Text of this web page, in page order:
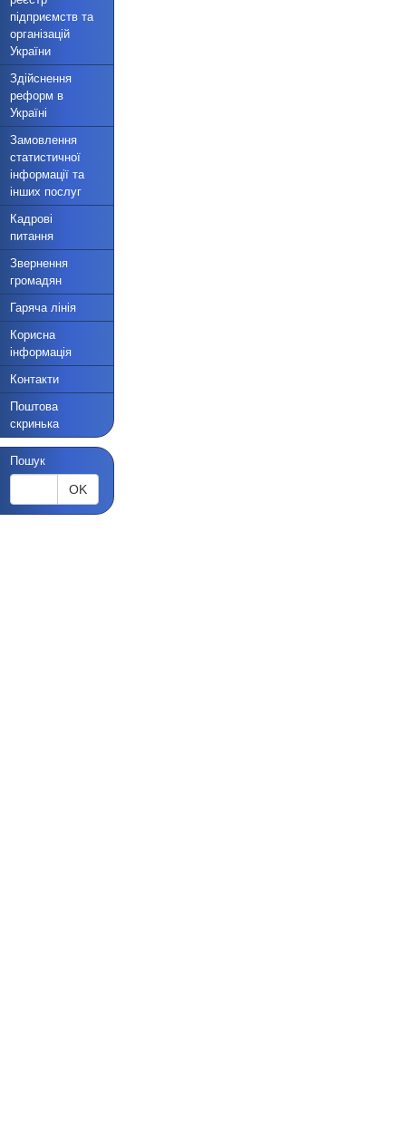
підприємств та
організацій
України
Здійснення
реформ в
Україні
Замовлення
статистичної
інформації та
інших послуг
Кадрові
питання
Звернення
громадян
Гаряча лінія
Корисна
інформація
Контакти
Поштова
скринька
Пошук
OK